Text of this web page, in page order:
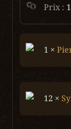
Prix :
1 ×
12 ×